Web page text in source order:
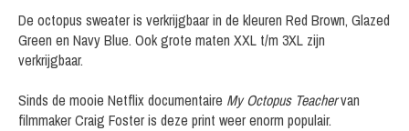
De octopus sweater is verkrijgbaar in de kleuren Red Brown, Glazed
Green en Navy Blue. Ook grote maten XXL t/m 3XL zijn
verkrijgbaar.
Sinds de mooie Netflix documentaire My Octopus Teachervan
filmmaker Craig Foster is deze print weer enorm populair.